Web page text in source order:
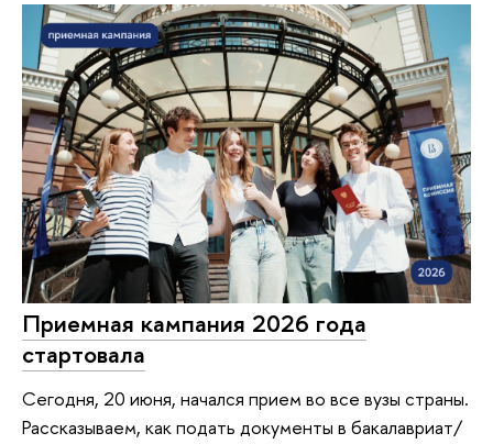
Приемная кампания 2026 года
стартовала
Сегодня, 20 июня, начался прием во все вузы страны.
Рассказываем, как подать документы в бакалавриат/